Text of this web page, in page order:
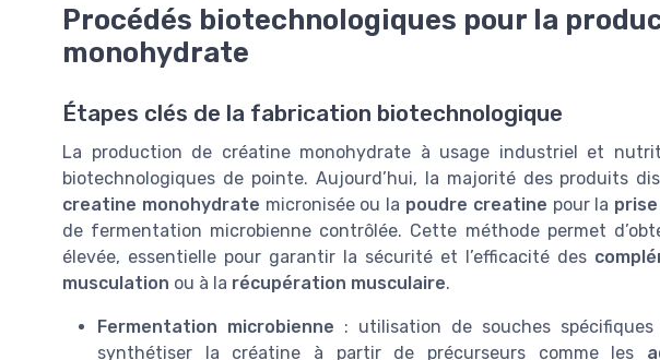
Procédés biotechnologiques pour la
monohydrate
Étapes clés de la fabrication biotechnologique
La production de créatine monohydrate à usage industriel et
biotechnologiques de pointe. Aujourd’hui, la majorité des produits
creatine monohydrate micronisée ou la poudre creatine pour la
de fermentation microbienne contrôlée. Cette méthode permet
élevée, essentielle pour garantir la sécurité et l’efficacité des
musculation ou à la récupération musculaire.
Fermentation microbienne : utilisation de souches
synthétiser la créatine à partir de précurseurs comme les